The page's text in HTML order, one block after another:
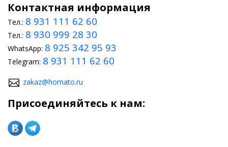
Контактная информация
Тел.: 8 931 111 62 60
Тел.: 8 930 999 28 30
WhatsApp: 8 925 342 95 93
Telegram: 8 931 111 62 60
zakaz@homato.ru
Присоединяйтесь к нам: